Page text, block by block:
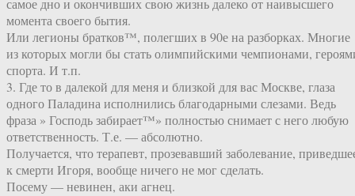
самое дно и окончивших свою жизнь далеко от наивысшего
момента своего бытия.
Или легионы братков™, полегших в 90е на разборках. Многие
из которых могли бы стать олимпийскими чемпионами,
спорта. И т.п.
3. Где то в далекой для меня и близкой для вас Москве, глаза
одного Паладина исполнились благодарными слезами. Ведь
фраза » Господь забирает™» полностью снимает с него любую
ответственность. Т.е. — абсолютно.
Получается, что терапевт, прозевавший заболевание,
к смерти Игоря, вообще ничего не мог сделать.
Посему — невинен, аки агнец.